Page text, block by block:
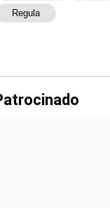
Regula